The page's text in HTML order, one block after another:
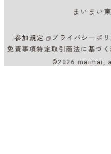
まいまい
参加規定
プライバシーポ
免責事項特定取引商法に基づく
©2026 maimai,